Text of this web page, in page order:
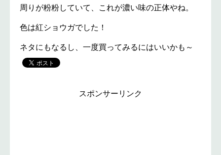
周りが粉粉していて、これが濃い味の正体やね。
色は紅ショウガでした！
ネタにもなるし、一度買ってみるにはいいかも～
スポンサーリンク